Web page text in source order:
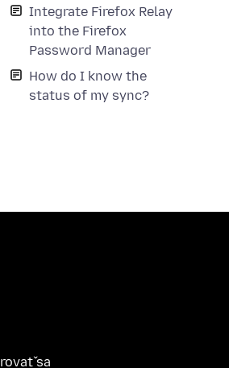
Integrate Firefox Relay
into the Firefox
Password Manager
How do I know the
status of my sync?
sa